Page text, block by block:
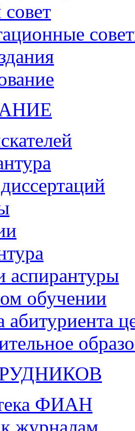
аспирантуры
обучении
абитуриента
ФИАН